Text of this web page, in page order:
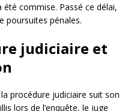
commise. Passé ce délai,
poursuites pénales.
judiciaire et
procédure judiciaire suit son
lors de l’enquête, le juge